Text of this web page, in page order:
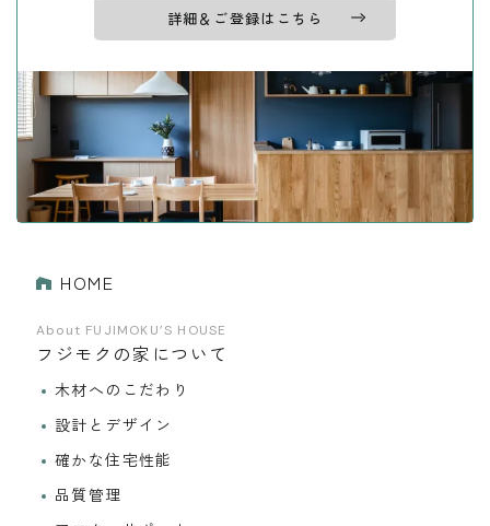
詳細＆ご登録はこちら
HOME
About FUJIMOKU’S HOUSE
フジモクの家について
木材へのこだわり
設計とデザイン
確かな住宅性能
品質管理